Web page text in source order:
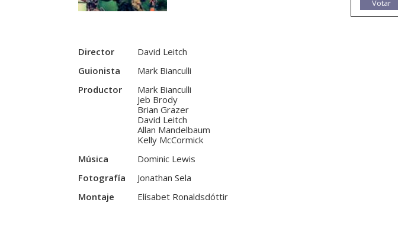
Votar
Director
David Leitch
Guionista
Mark Bianculli
Productor
Mark Bianculli
Jeb Brody
Brian Grazer
David Leitch
Allan Mandelbaum
Kelly McCormick
Música
Dominic Lewis
Fotografía
Jonathan Sela
Montaje
Elísabet Ronaldsdóttir